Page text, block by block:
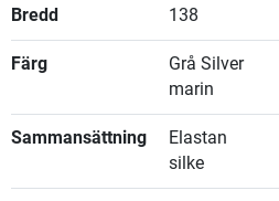
Bredd 138
Färg
Grå Silver
marin
Sammansättning
Elastan
silke